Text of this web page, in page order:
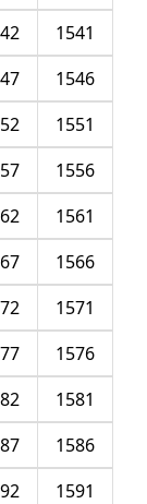
1541
1546
1551
1556
1561
1566
1571
1576
1581
1586
1591